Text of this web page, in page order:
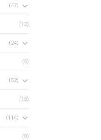
(47)
(12)
(24)
(5)
(52)
(15)
(114)
(0)